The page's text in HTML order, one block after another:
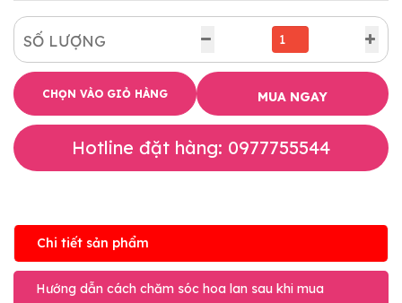
SỐ LƯỢNG
CHỌN VÀO GIỎ HÀNG MUA NGAY
Hotline đặt hàng: 0977755544
Chi tiết sản phẩm
Hướng dẫn cách chăm sóc hoa lan sau khi mua